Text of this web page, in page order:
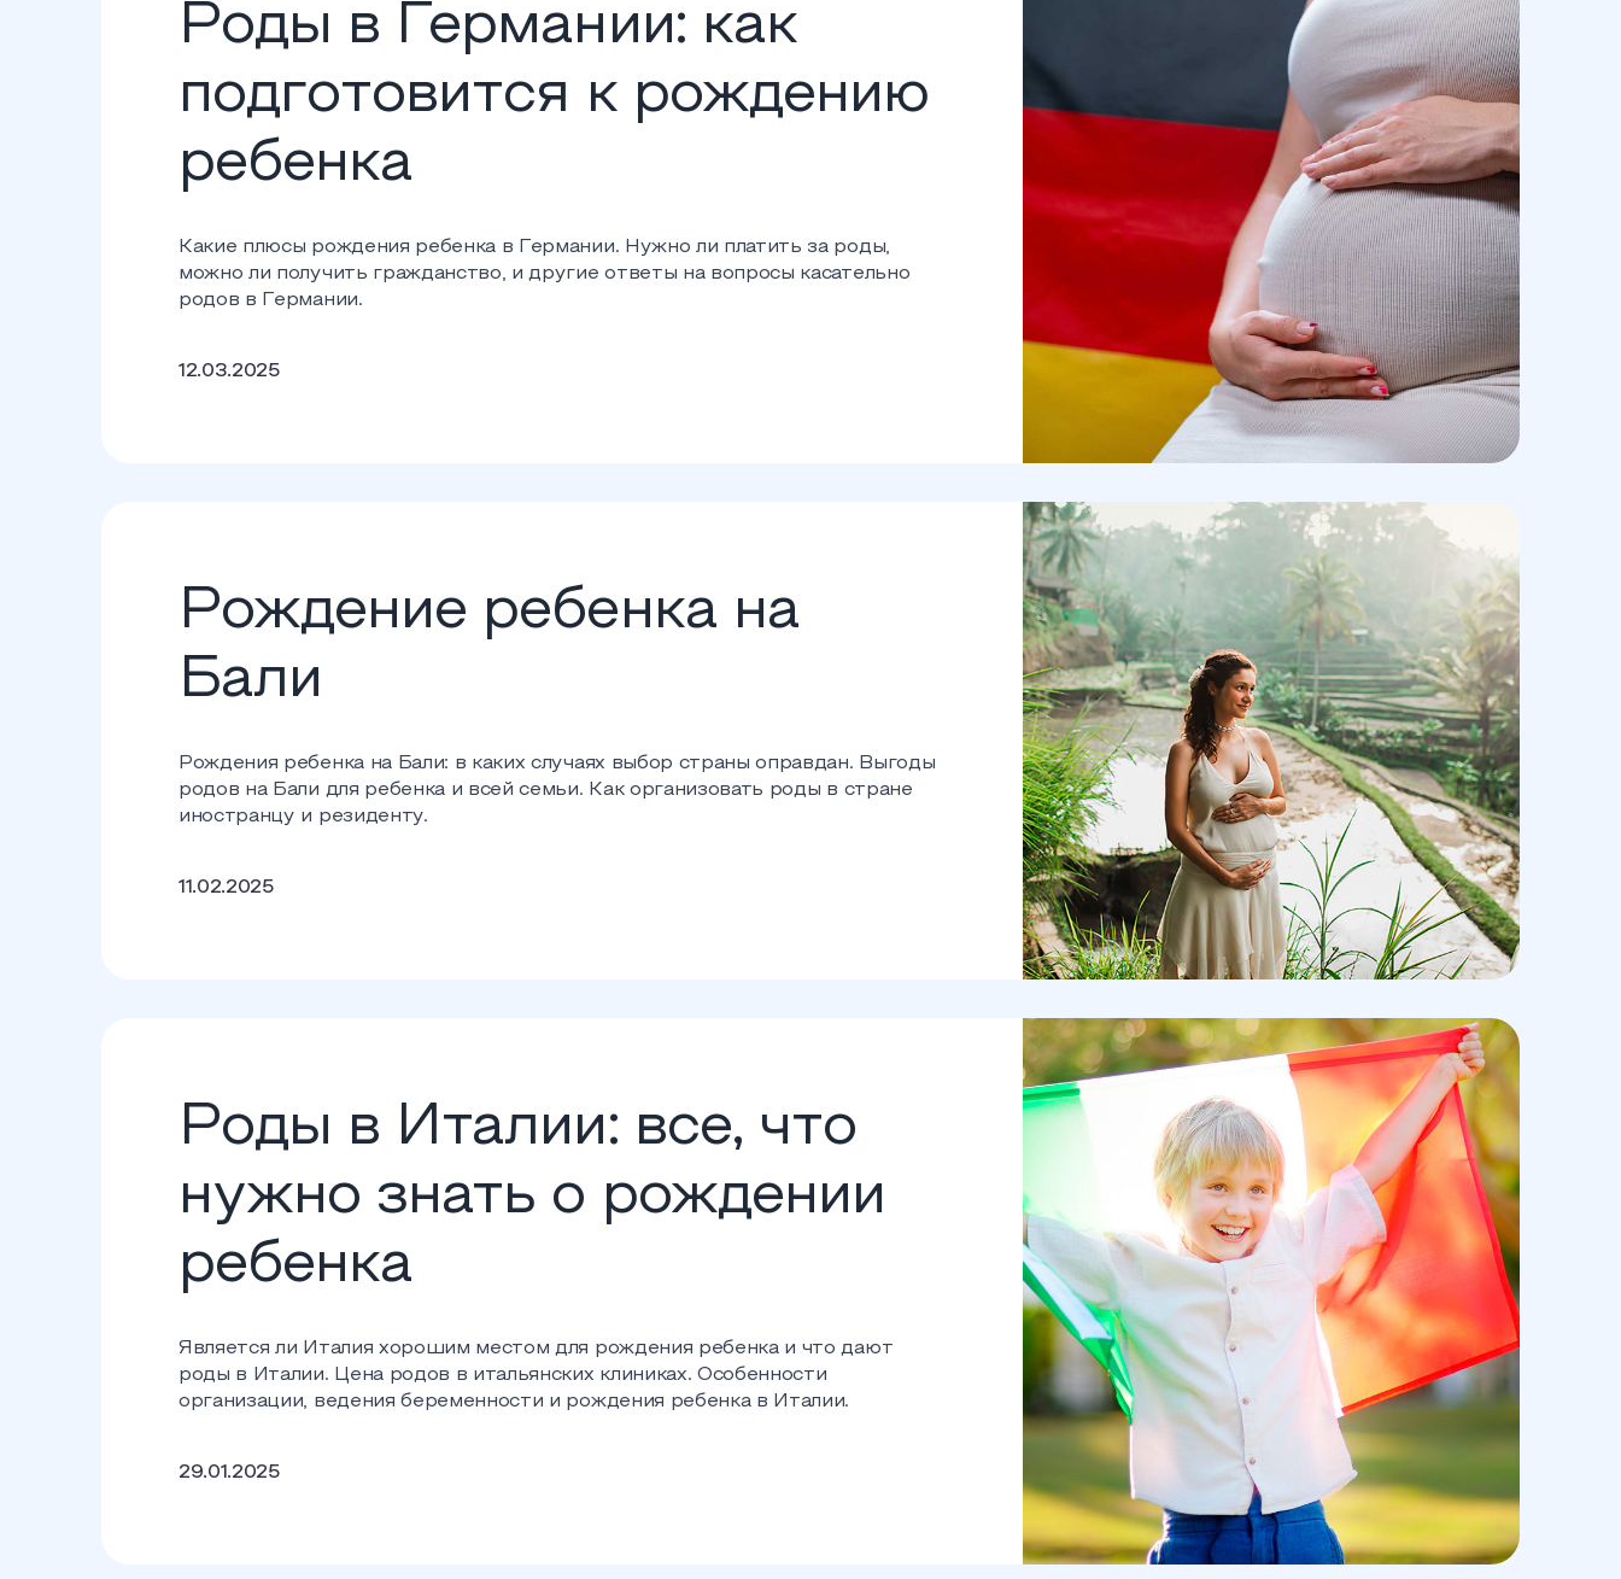
Роды в Германии: как
подготовится к рождению
ребенка
Какие плюсы рождения ребенка в Германии. Нужно ли платить за роды,
можно ли получить гражданство, и другие ответы на вопросы касательно
родов в Германии.
12.03.2025
Рождение ребенка на
Бали
Рождения ребенка на Бали: в каких случаях выбор страны оправдан. Выгоды
родов на Бали для ребенка и всей семьи. Как организовать роды в стране
иностранцу и резиденту.
11.02.2025
Роды в Италии: все, что
нужно знать о рождении
ребенка
Является ли Италия хорошим местом для рождения ребенка и что дают
роды в Италии. Цена родов в итальянских клиниках. Особенности
организации, ведения беременности и рождения ребенка в Италии.
29.01.2025